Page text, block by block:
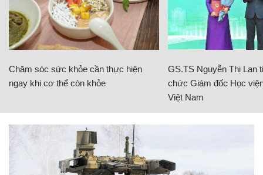
Chăm sóc sức khỏe cần thực hiện
ngay khi cơ thể còn khỏe
GS.TS Nguyễn Thị Lan
chức Giám đốc Học
Việt Nam